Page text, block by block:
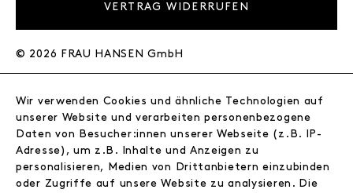
VERTRAG WIDERRUFEN
© 2026 FRAU HANSEN GmbH
Journal
Wir
Jobs
Wholesale
Wir verwenden Cookies und ähnliche Technologien auf
unserer Website und verarbeiten personenbezogene
Daten von Besucher:innen unserer Webseite (z.B. IP-
Adresse), um z.B. Inhalte und Anzeigen zu
personalisieren, Medien von Drittanbietern einzubinden
oder Zugriffe auf unsere Website zu analysieren. Die